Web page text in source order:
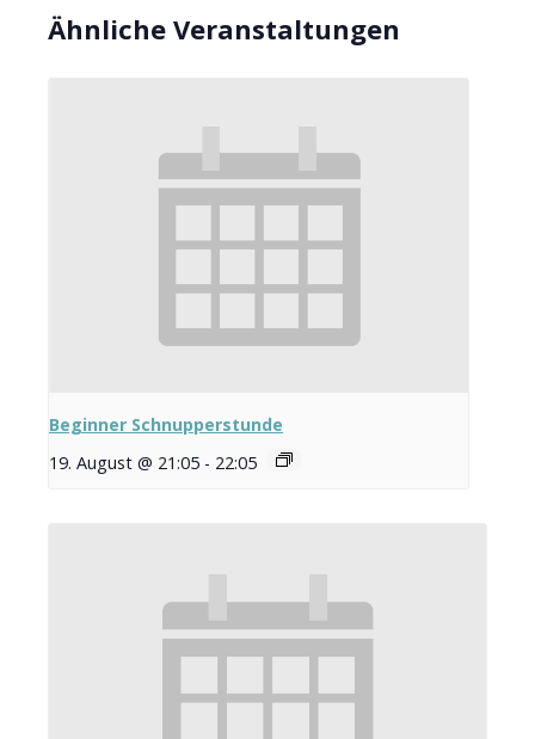
Ähnliche Veranstaltungen
Beginner Schnupperstunde
19. August @ 21:05 - 22:05